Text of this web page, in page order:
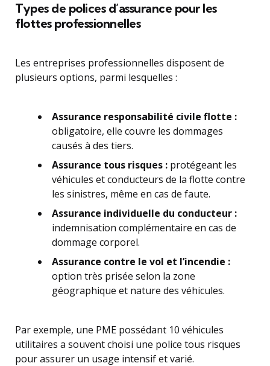
Types de polices d’assurance pour les
flottes professionnelles
Les entreprises professionnelles disposent de
plusieurs options, parmi lesquelles :
Assurance responsabilité civile flotte :
obligatoire, elle couvre les dommages
causés à des tiers.
Assurance tous risques : protégeant les
véhicules et conducteurs de la flotte contre
les sinistres, même en cas de faute.
Assurance individuelle du conducteur :
indemnisation complémentaire en cas de
dommage corporel.
Assurance contre le vol et l’incendie :
option très prisée selon la zone
géographique et nature des véhicules.
Par exemple, une PME possédant 10 véhicules
utilitaires a souvent choisi une police tous risques
pour assurer un usage intensif et varié.